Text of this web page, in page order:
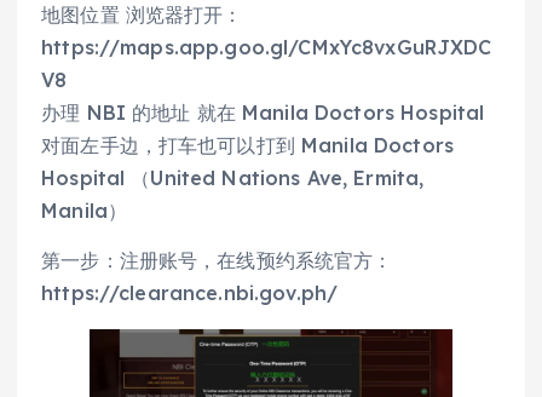
地图位置 浏览器打开：
https://maps.app.goo.gl/CMxYc8vxGuRJXDC
V8
办理 NBI 的地址 就在 Manila Doctors Hospital
对面左手边，打车也可以打到 Manila Doctors
Hospital （United Nations Ave, Ermita,
Manila）
第一步：注册账号，在线预约系统官方：
https://clearance.nbi.gov.ph/